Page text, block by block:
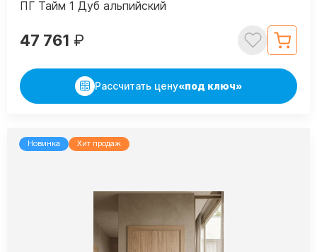
ПГ Тайм 1 Дуб альпийский
47 761 ₽
Рассчитать цену«под ключ»
Новинка Хит продаж